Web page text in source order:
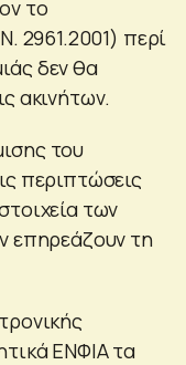
το
2961.2001) περί
δεν θα
ακινήτων.
του
περιπτώσεις
των
επηρεάζουν τη
ΕΝΦΙΑ τα